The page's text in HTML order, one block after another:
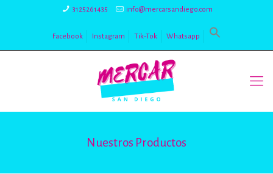
3125261435 info@mercarsandiego.com
Facebook Instagram Tik-Tok Whatsapp
Nuestros Productos